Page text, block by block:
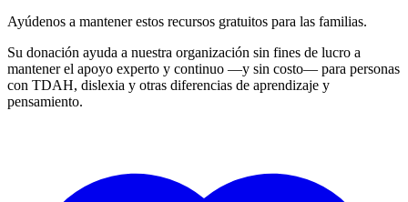
Ayúdenos a mantener estos recursos gratuitos para las familias.
Su donación ayuda a nuestra organización sin fines de lucro a
mantener el apoyo experto y continuo —y sin costo— para personas
con TDAH, dislexia y otras diferencias de aprendizaje y
pensamiento.